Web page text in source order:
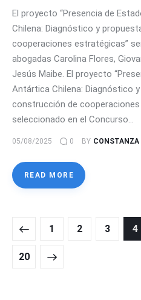
El proyecto “Presencia de
Chilena: Diagnóstico y
cooperaciones estratégicas”
abogadas Carolina Flores,
Jesús Maibe. El proyecto
Antártica Chilena: Diagnóstico
construcción de
seleccionado en el Concurso…
05/08/2025 0 BY CONSTANZA
READ MORE
Navegación
de
entradas
PAGE
1 PAGE
2 PAGE
3 4
PAGE
20